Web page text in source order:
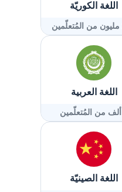
اللغة الكوريّة
اللغة العربية
اللغة الصينيّة